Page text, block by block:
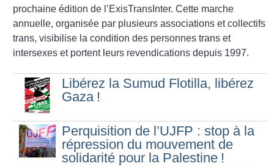
prochaine édition de l’ExisTransInter. Cette marche
annuelle, organisée par plusieurs associations et collectifs
trans, visibilise la condition des personnes trans et
intersexes et portent leurs revendications depuis 1997.
Libérez la Sumud Flotilla, libérez
Gaza !
Perquisition de l’UJFP : stop à la
répression du mouvement de
solidarité pour la Palestine !